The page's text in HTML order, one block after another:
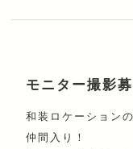
モニター撮影
和装ロケーション
仲間入り！